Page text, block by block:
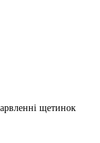
щетинок